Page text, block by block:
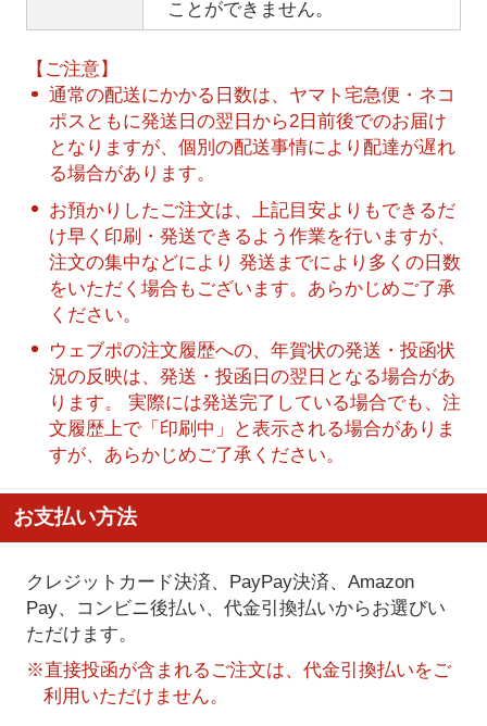
ことができません。
【ご注意】
通常の配送にかかる日数は、ヤマト宅急便・ネコ
ポスともに発送日の翌日から2日前後でのお届け
となりますが、個別の配送事情により配達が遅れ
る場合があります。
お預かりしたご注文は、上記目安よりもできるだ
け早く印刷・発送できるよう作業を行いますが、
注文の集中などにより 発送までにより多くの日数
をいただく場合もございます。あらかじめご了承
ください。
ウェブポの注文履歴への、年賀状の発送・投函状
況の反映は、発送・投函日の翌日となる場合があ
ります。 実際には発送完了している場合でも、注
文履歴上で「印刷中」と表示される場合がありま
すが、あらかじめご了承ください。
お支払い方法
クレジットカード決済、PayPay決済、Amazon
Pay、コンビニ後払い、代金引換払いからお選びい
ただけます。
※直接投函が含まれるご注文は、代金引換払いをご
利用いただけません。